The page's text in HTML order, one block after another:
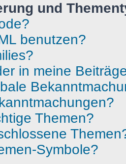
und
benutzen?
in meine
Themen?
Symbole?